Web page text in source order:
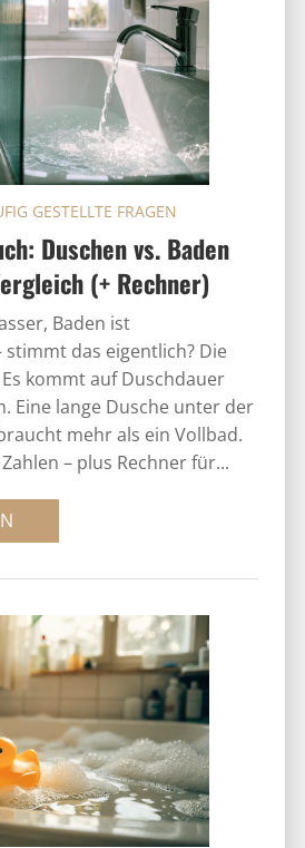
Duschen vs. Baden
(+ Rechner)
GESTELLTE FRAGEN
Baden ist
stimmt das eigentlich? Die
kommt auf Duschdauer
Eine lange Dusche unter der
mehr als ein Vollbad.
– plus Rechner für...